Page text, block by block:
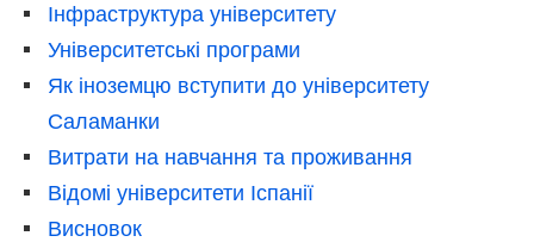
Інфраструктура університету
Університетські програми
Як іноземцю вступити до університету
Саламанки
Витрати на навчання та проживання
Відомі університети Іспанії
Висновок